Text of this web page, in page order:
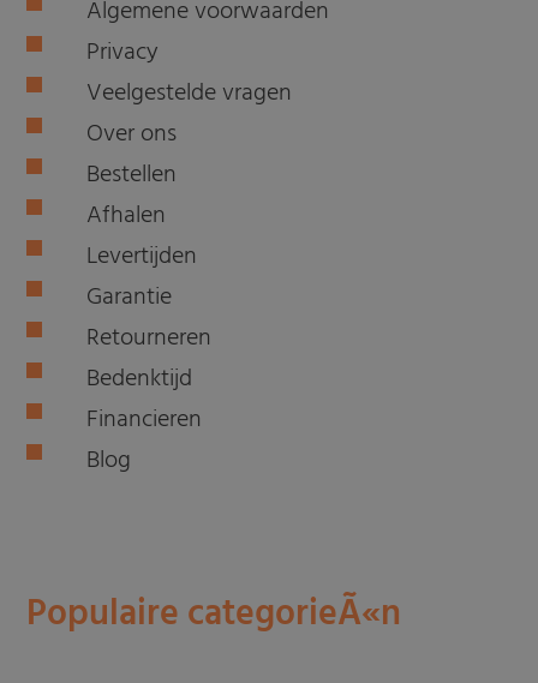
Algemene voorwaarden
Privacy
Veelgestelde vragen
Over ons
Bestellen
Afhalen
Levertijden
Garantie
Retourneren
Bedenktijd
Financieren
Blog
Populaire categorieÃ«n